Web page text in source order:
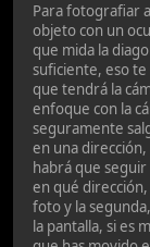
Para fotografiar
objeto con un
que mida la
suficiente, eso
que tendrá la
enfoque con la
seguramente
en una
habrá que
en qué
foto y la
la pantalla, si es